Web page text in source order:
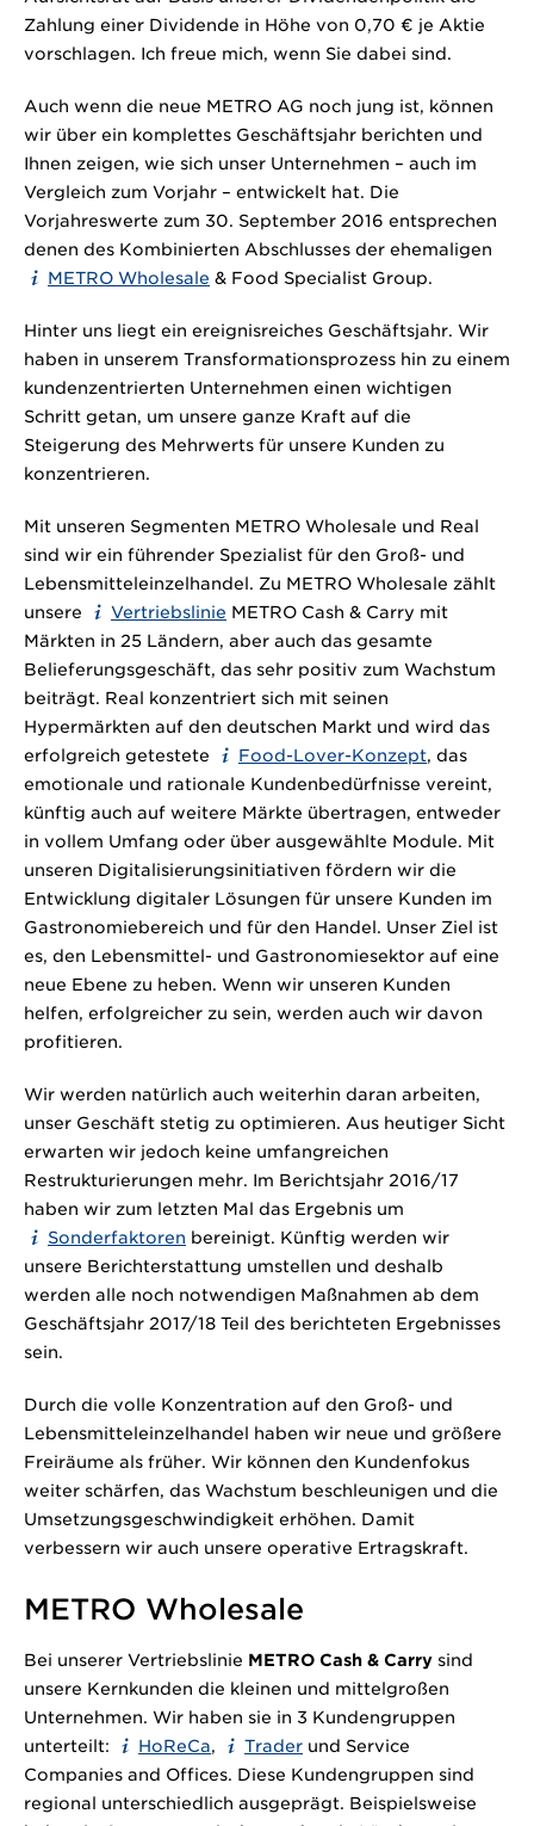
Zahlung einer Dividende in Höhe von 0,70 € je Aktie
vorschlagen. Ich freue mich, wenn Sie dabei sind.
Auch wenn die neue METRO AG noch jung ist, können
wir über ein komplettes Geschäftsjahr berichten und
Ihnen zeigen, wie sich unser Unternehmen – auch im
Vergleich zum Vorjahr – entwickelt hat. Die
Vorjahreswerte zum 30. September 2016 entsprechen
denen des Kombinierten Abschlusses der ehemaligen
METRO Wholesale & Food Specialist Group.
Hinter uns liegt ein ereignisreiches Geschäftsjahr. Wir
haben in unserem Transformationsprozess hin zu einem
kundenzentrierten Unternehmen einen wichtigen
Schritt getan, um unsere ganze Kraft auf die
Steigerung des Mehrwerts für unsere Kunden zu
konzentrieren.
Mit unseren Segmenten METRO Wholesale und Real
sind wir ein führender Spezialist für den Groß- und
Lebensmitteleinzelhandel. Zu METRO Wholesale zählt
unsere
Vertriebslinie METRO Cash & Carry mit
Märkten in 25 Ländern, aber auch das gesamte
Belieferungsgeschäft, das sehr positiv zum Wachstum
beiträgt. Real konzentriert sich mit seinen
Hypermärkten auf den deutschen Markt und wird das
erfolgreich getestete
Food-Lover-Konzept, das
emotionale und rationale Kundenbedürfnisse vereint,
künftig auch auf weitere Märkte übertragen, entweder
in vollem Umfang oder über ausgewählte Module. Mit
unseren Digitalisierungsinitiativen fördern wir die
Entwicklung digitaler Lösungen für unsere Kunden im
Gastronomiebereich und für den Handel. Unser Ziel ist
es, den Lebensmittel- und Gastronomiesektor auf eine
neue Ebene zu heben. Wenn wir unseren Kunden
helfen, erfolgreicher zu sein, werden auch wir davon
profitieren.
Wir werden natürlich auch weiterhin daran arbeiten,
unser Geschäft stetig zu optimieren. Aus heutiger Sicht
erwarten wir jedoch keine umfangreichen
Restrukturierungen mehr. Im Berichtsjahr 2016/17
haben wir zum letzten Mal das Ergebnis um
Sonderfaktoren bereinigt. Künftig werden wir
unsere Berichterstattung umstellen und deshalb
werden alle noch notwendigen Maßnahmen ab dem
Geschäftsjahr 2017/18 Teil des berichteten Ergebnisses
sein.
Durch die volle Konzentration auf den Groß- und
Lebensmitteleinzelhandel haben wir neue und größere
Freiräume als früher. Wir können den Kundenfokus
weiter schärfen, das Wachstum beschleunigen und die
Umsetzungsgeschwindigkeit erhöhen. Damit
verbessern wir auch unsere operative Ertragskraft.
METRO Wholesale
Bei unserer Vertriebslinie METRO Cash & Carry sind
unsere Kernkunden die kleinen und mittelgroßen
Unternehmen. Wir haben sie in 3 Kundengruppen
unterteilt:
HoReCa, Trader und Service
Companies and Offices. Diese Kundengruppen sind
regional unterschiedlich ausgeprägt. Beispielsweise